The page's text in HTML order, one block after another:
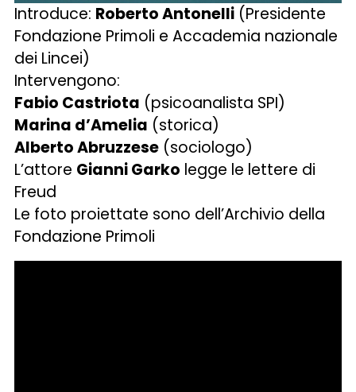
Introduce: Roberto Antonelli (Presidente
Fondazione Primoli e Accademia nazionale
dei Lincei)
Intervengono:
Fabio Castriota (psicoanalista SPI)
Marina d’Amelia (storica)
Alberto Abruzzese (sociologo)
L’attore Gianni Garko legge le lettere di
Freud
Le foto proiettate sono dell’Archivio della
Fondazione Primoli